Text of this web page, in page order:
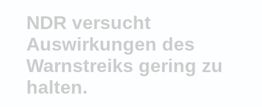
NDR versucht
Auswirkungen des
Warnstreiks gering zu
halten.